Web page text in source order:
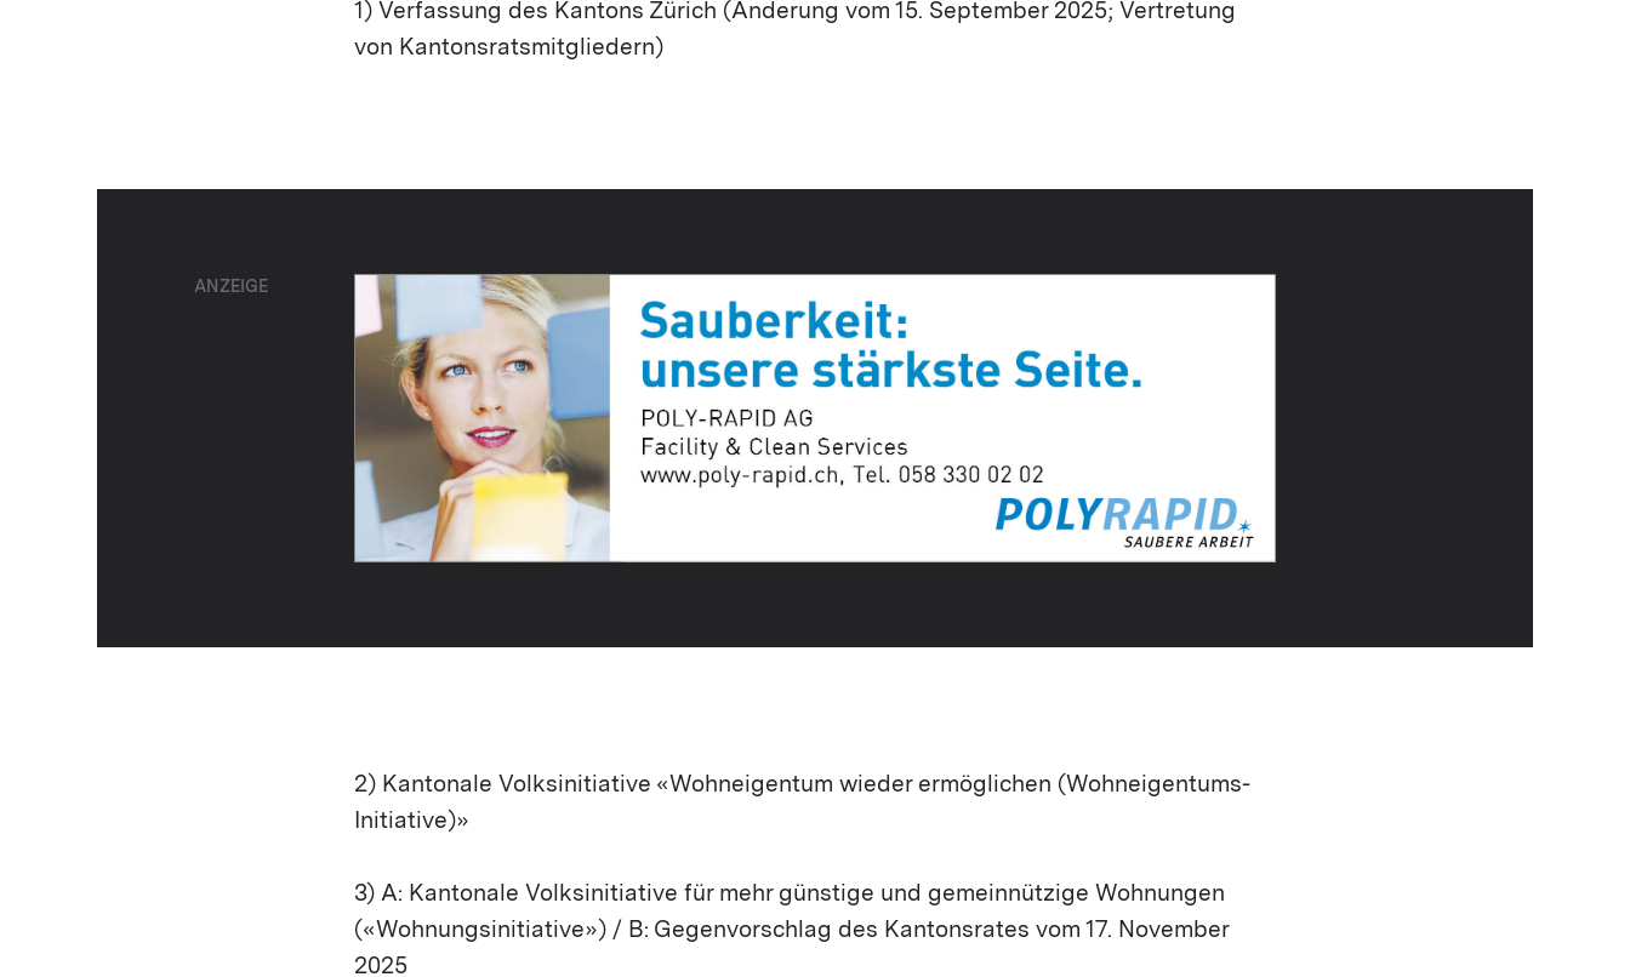
1) Verfassung des Kantons Zürich (Änderung vom 15. September 2025; Vertretung
von Kantonsratsmitgliedern)
ANZEIGE
2) Kantonale Volksinitiative «Wohneigentum wieder ermöglichen (Wohneigentums-
Initiative)»
3) A: Kantonale Volksinitiative für mehr günstige und gemeinnützige Wohnungen
(«Wohnungsinitiative») / B: Gegenvorschlag des Kantonsrates vom 17. November
2025